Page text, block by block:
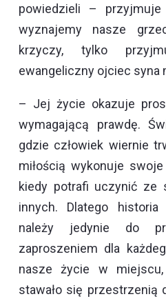
powiedzieli –
wyznajemy nasze
krzyczy, tylko
ewangeliczny ojciec syna
– Jej życie okazuje
wymagającą prawdę.
gdzie człowiek wiernie
miłością wykonuje
kiedy potrafi uczynić ze
innych. Dlatego
należy jedynie do
zaproszeniem dla
nasze życie w
stawało się przestrzenią